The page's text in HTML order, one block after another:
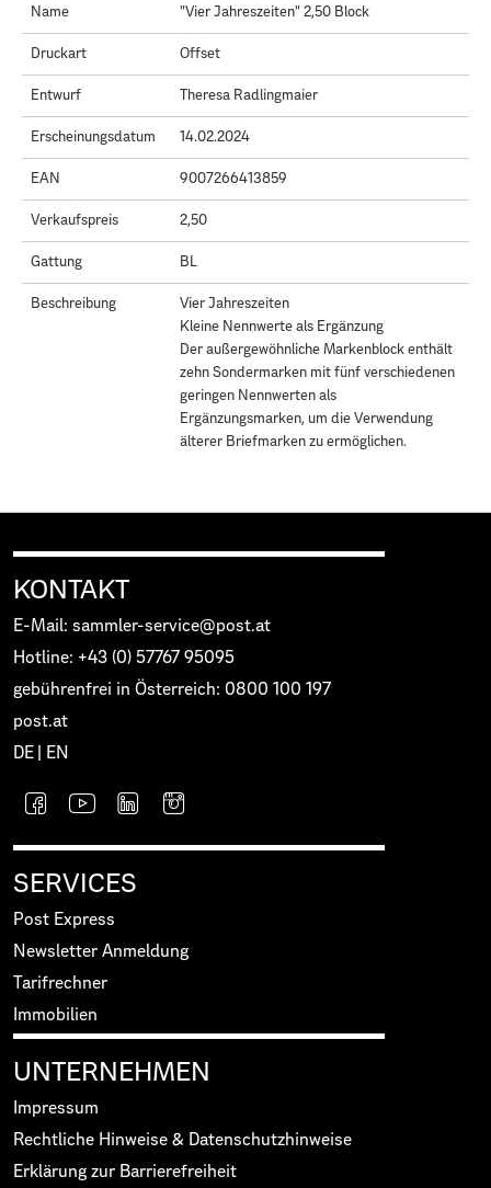
Name "Vier Jahreszeiten" 2,50 Block
Druckart Offset
Entwurf Theresa Radlingmaier
Erscheinungsdatum 14.02.2024
EAN 9007266413859
Verkaufspreis 2,50
Gattung BL
Beschreibung
Vier Jahreszeiten
Kleine Nennwerte als Ergänzung
Der außergewöhnliche Markenblock enthält
zehn Sondermarken mit fünf verschiedenen
geringen Nennwerten als
Ergänzungsmarken, um die Verwendung
älterer Briefmarken zu ermöglichen.
KONTAKT
E-Mail: sammler-service@post.at
Hotline: +43 (0) 57767 95095
gebührenfrei in Österreich: 0800 100 197
post.at
DE
EN
SERVICES
Post Express
Newsletter Anmeldung
Tarifrechner
Immobilien
UNTERNEHMEN
Impressum
Rechtliche Hinweise & Datenschutzhinweise
Erklärung zur Barrierefreiheit